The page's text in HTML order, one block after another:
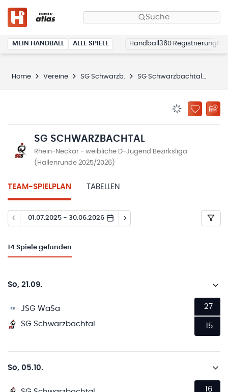
Suche
MEIN HANDBALL ALLE SPIELE Handball360 Registrierung
Home Vereine SG Schwarzb. SG Schwarzbachtal
ZU
SG SCHWARZBACHTAL
Rhein-Neckar - weibliche D-Jugend Bezirksliga
(Hallenrunde 2025/2026)
TEAM-SPIELPLAN TABELLEN
01.07.2025 - 30.06.2026
14 Spiele gefunden
So, 21.09.
JSG WaSa
SG Schwarzbachtal
27
15
So, 05.10.
16